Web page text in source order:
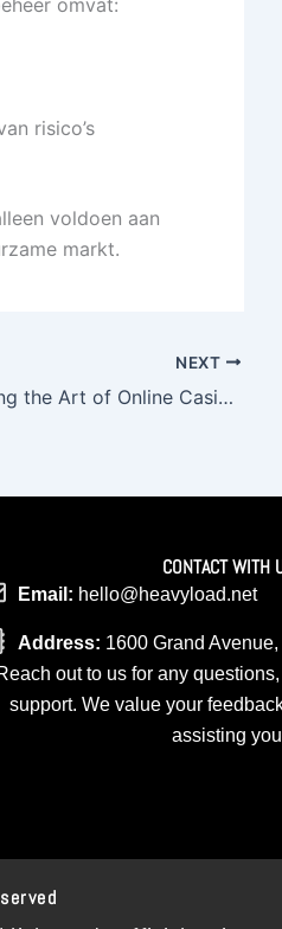
omvat:
risico’s
voldoen aan
markt.
NEXT
Mastering the Art of Online Casino Strategy: A Comprehensive Guide
CONTACT WITH
Email: hello@heavyload.net
Address: 1600 Grand
out to us for any
support. We value your
assisting